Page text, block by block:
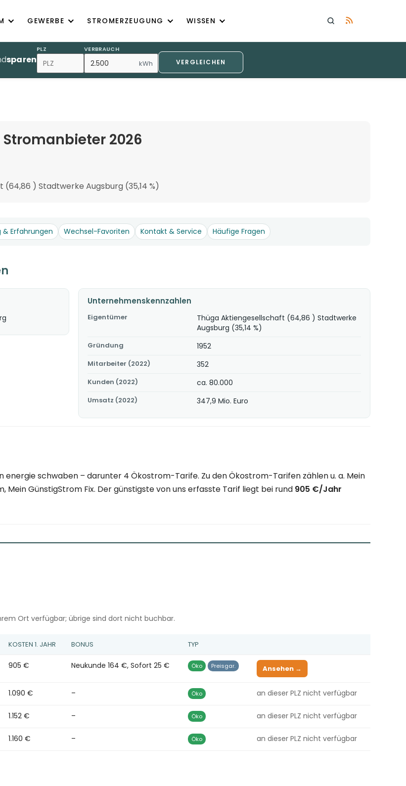
GEWERBE STROMERZEUGUNG WISSEN
sparen
PLZ VERBRAUCH
kWh VERGLEICHEN
2026
) Stadtwerke Augsburg (35,14 %)
& Erfahrungen Wechsel-Favoriten Kontakt & Service Häufige Fragen
Unternehmenskennzahlen
Eigentümer
Thüga Aktiengesellschaft (64,86 ) Stadtwerke
Augsburg (35,14 %)
Gründung 1952
Mitarbeiter (2022) 352
Kunden (2022) ca. 80.000
Umsatz (2022) 347,9 Mio. Euro
energie schwaben – darunter 4 Ökostrom-Tarife. Zu den Ökostrom-Tarifen zählen u. a. Mein
GünstigStrom Fix. Der günstigste von uns erfasste Tarif liegt bei rund 905 €/Jahr
Ort verfügbar; übrige sind dort nicht buchbar.
KOSTEN 1. JAHR BONUS TYP
905 € Neukunde 164 €, Sofort 25 € Öko Preisgar. Ansehen →
1.090 € – Öko an dieser PLZ nicht verfügbar
1.152 € – Öko an dieser PLZ nicht verfügbar
1.160 € – Öko an dieser PLZ nicht verfügbar